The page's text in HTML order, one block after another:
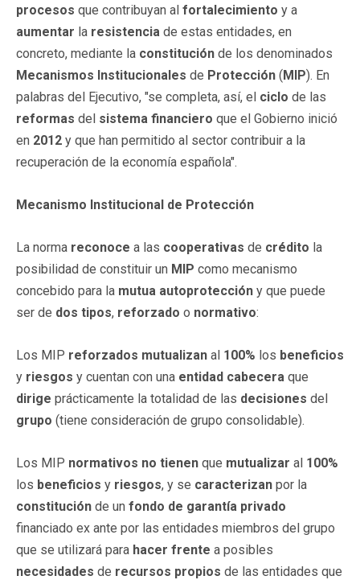
procesos que contribuyan al fortalecimiento y a
aumentar la resistencia de estas entidades, en
concreto, mediante la constitución de los denominados
Mecanismos Institucionales de Protección (MIP). En
palabras del Ejecutivo, "se completa, así, el ciclo de las
reformas del sistema financiero que el Gobierno inició
en 2012 y que han permitido al sector contribuir a la
recuperación de la economía española".
Mecanismo Institucional de Protección
La norma reconoce a las cooperativas de crédito la
posibilidad de constituir un MIP como mecanismo
concebido para la mutua autoprotección y que puede
ser de dos tipos, reforzado o normativo:
Los MIP reforzados mutualizan al 100% los beneficios
y riesgos y cuentan con una entidad cabecera que
dirige prácticamente la totalidad de las decisiones del
grupo (tiene consideración de grupo consolidable).
Los MIP normativos no tienen que mutualizar al 100%
los beneficios y riesgos, y se caracterizan por la
constitución de un fondo de garantía privado
financiado ex ante por las entidades miembros del grupo
que se utilizará para hacer frente a posibles
necesidades de recursos propios de las entidades que